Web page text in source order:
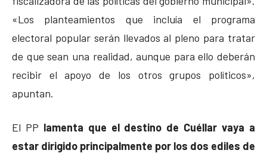
«Los planteamientos que incluía el programa
electoral popular serán llevados al pleno para tratar
de que sean una realidad, aunque para ello deberán
recibir el apoyo de los otros grupos políticos»,
apuntan.
El PP lamenta que el destino de Cuéllar vaya a
estar dirigido principalmente por los dos ediles de